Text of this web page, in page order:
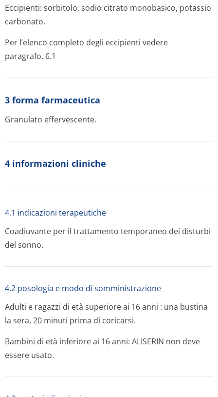
Eccipienti: sorbitolo, sodio citrato monobasico, potassio
carbonato.
Per l’elenco completo degli eccipienti vedere
paragrafo. 6.1
3 forma farmaceutica
Granulato effervescente.
4 informazioni cliniche
4.1 indicazioni terapeutiche
Coadiuvante per il trattamento temporaneo dei disturbi
del sonno.
4.2 posologia e modo di somministrazione
Adulti e ragazzi di età superiore ai 16 anni : una bustina
la sera, 20 minuti prima di coricarsi.
Bambini di età inferiore ai 16 anni: ALISERIN non deve
essere usato.